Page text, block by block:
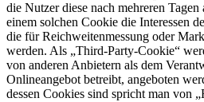
die Nutzer diese nach mehreren
einem solchen Cookie die Interessen
die für Reichweitenmessung oder
werden. Als „Third-Party-Cookie“
von anderen Anbietern als dem
Onlineangebot betreibt, angeboten
dessen Cookies sind spricht man von